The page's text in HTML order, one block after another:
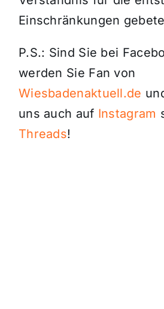
Einschränkungen
P.S.: Sind Sie bei
werden Sie Fan von
Wiesbadenaktuell.de
uns auch auf Instagram
Threads!